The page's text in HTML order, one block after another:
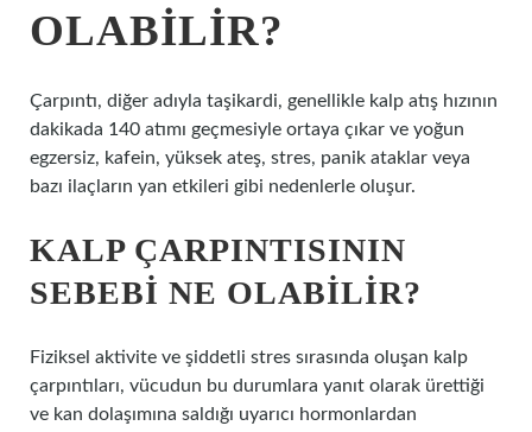
OLABILIR?
Çarpıntı, diğer adıyla taşikardi, genellikle kalp atış hızının
dakikada 140 atımı geçmesiyle ortaya çıkar ve yoğun
egzersiz, kafein, yüksek ateş, stres, panik ataklar veya
bazı ilaçların yan etkileri gibi nedenlerle oluşur.
KALP ÇARPINTISININ
SEBEBI NE OLABILIR?
Fiziksel aktivite ve şiddetli stres sırasında oluşan kalp
çarpıntıları, vücudun bu durumlara yanıt olarak ürettiği
ve kan dolaşımına saldığı uyarıcı hormonlardan